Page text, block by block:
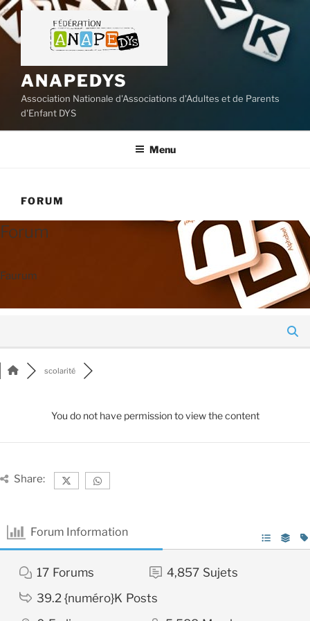
Aller
au
contenu
ANAPEDYS
Association Nationale d'Associations d'Adultes et de Parents
d'Enfant DYS
Menu
FORUM
Forum
Faurum
scolarité
You do not have permission to view the content
Share:
Forum Information
17 Forums 4,857 Sujets
39.2 {numéro}K Posts